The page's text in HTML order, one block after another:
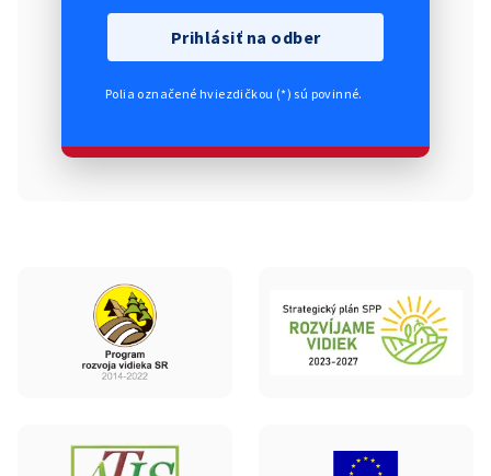
Prihlásiť na odber
Polia označené hviezdičkou (*) sú povinné.